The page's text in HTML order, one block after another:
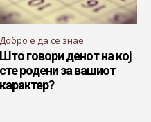
Добро е да се знае
Што говори денот на кој
сте родени за вашиот
карактер?